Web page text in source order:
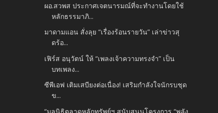
ผอ.สวพส ประกาศเจตนารมณ์ที่จะทำงานโดยใช้
หลักธรรมาภิ...
มาดามแอน สั่งลุย “เรื่องร้อนรายวัน” เล่าข่าวสุ
ดร้อ...
เฟิร์ส อนุวัตน์ ให้ “เพลงเจ้าความทรงจำ” เป็น
บทเพลง...
ซีพีเอฟ เติมเสบียงต่อเนื่อง! เสริมกำลังใจนักรบชุด
ข...